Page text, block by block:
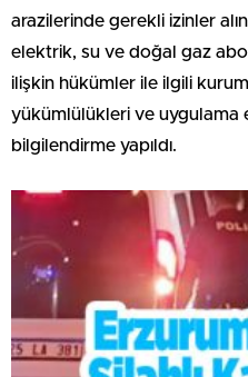
arazilerinde gerekli izinler
elektrik, su ve doğal gaz
ilişkin hükümler ile ilgili
yükümlülükleri ve uygulama
bilgilendirme yapıldı.